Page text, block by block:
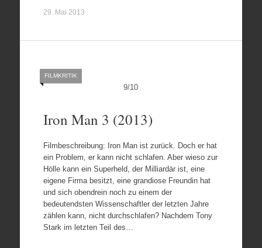
29. Mai 2013
9/10
FILMKRITIK
Iron Man 3 (2013)
Filmbeschreibung: Iron Man ist zurück. Doch er hat
ein Problem, er kann nicht schlafen. Aber wieso zur
Hölle kann ein Superheld, der Milliardär ist, eine
eigene Firma besitzt, eine grandiose Freundin hat
und sich obendrein noch zu einem der
bedeutendsten Wissenschaftler der letzten Jahre
zählen kann, nicht durchschlafen? Nachdem Tony
Stark im letzten Teil des…